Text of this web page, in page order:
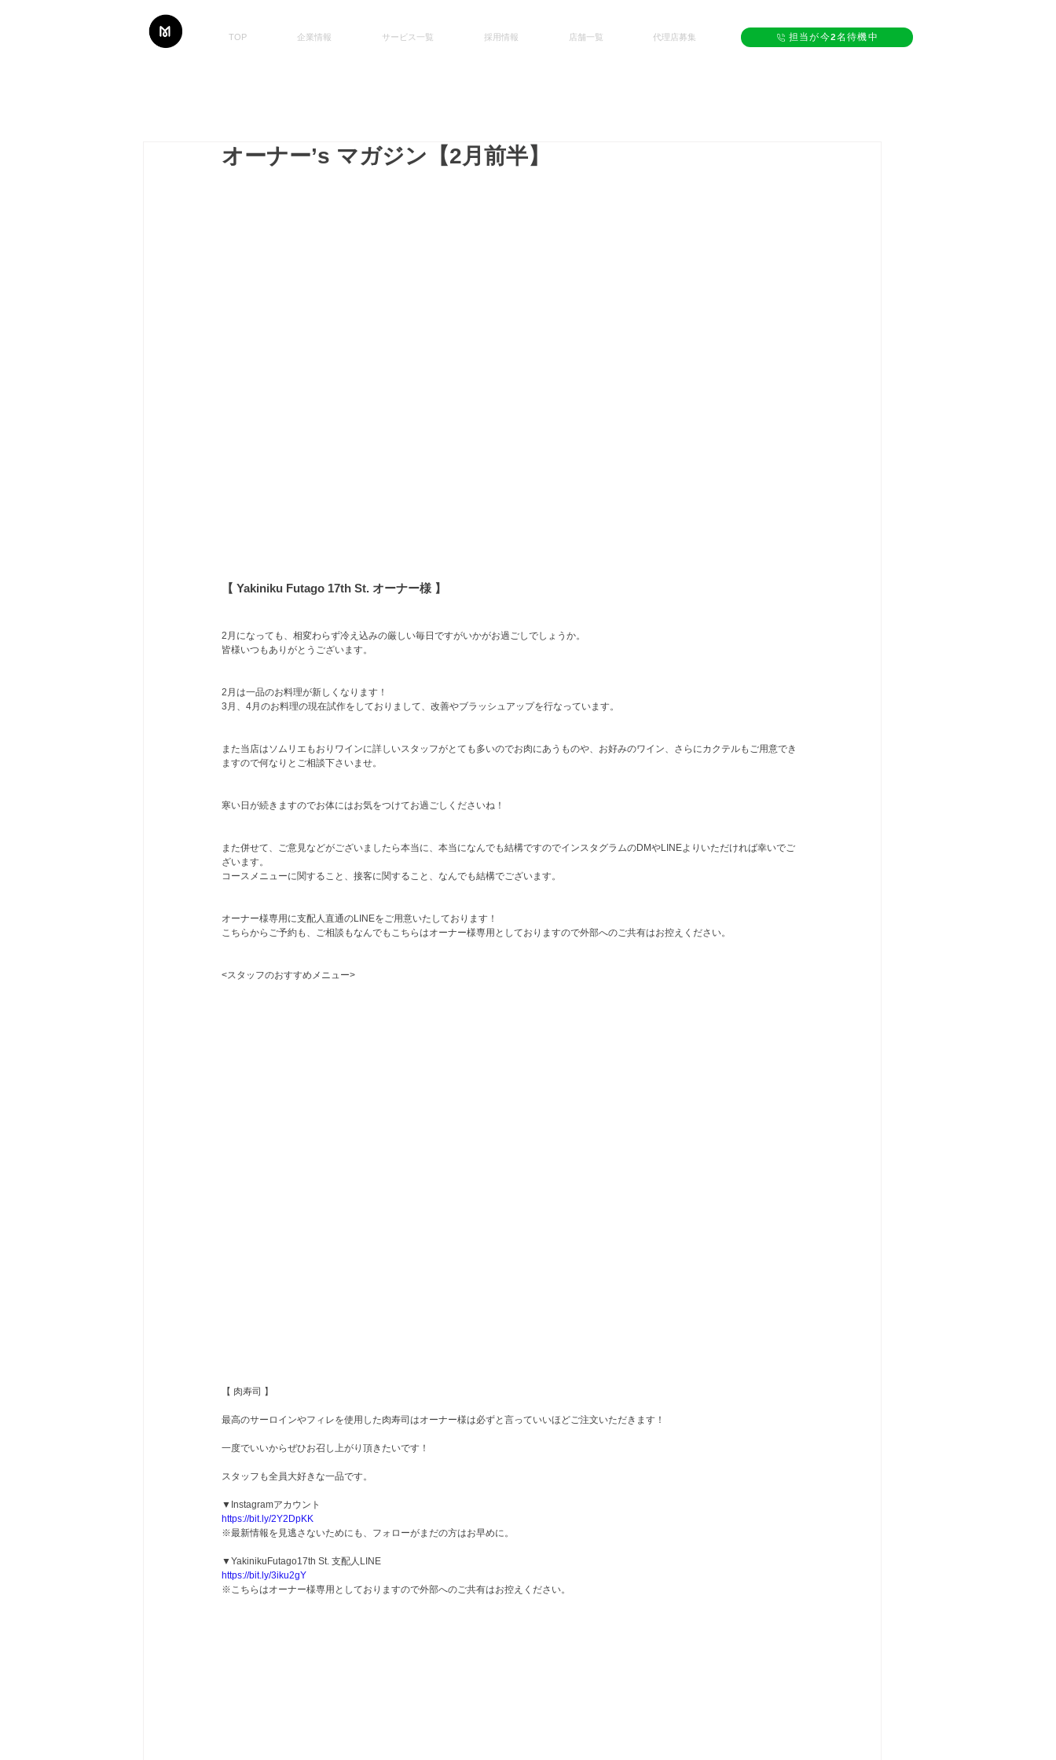
TOP 企業情報 サービス一覧 採用情報 店舗一覧 代理店募集 担当が今2名待機中
オーナー’s マガジン【2月前半】
【 Yakiniku Futago 17th St. オーナー様 】
2月になっても、相変わらず冷え込みの厳しい毎日ですがいかがお過ごしでしょうか。
皆様いつもありがとうございます。
2月は一品のお料理が新しくなります！
3月、4月のお料理の現在試作をしておりまして、改善やブラッシュアップを行なっています。
また当店はソムリエもおりワインに詳しいスタッフがとても多いのでお肉にあうものや、お好みのワイン、さらにカクテルもご用意でき
ますので何なりとご相談下さいませ。
寒い日が続きますのでお体にはお気をつけてお過ごしくださいね！
また併せて、ご意見などがございましたら本当に、本当になんでも結構ですのでインスタグラムのDMやLINEよりいただければ幸いでご
ざいます。
コースメニューに関すること、接客に関すること、なんでも結構でございます。
オーナー様専用に支配人直通のLINEをご用意いたしております！
こちらからご予約も、ご相談もなんでもこちらはオーナー様専用としておりますので外部へのご共有はお控えください。
<スタッフのおすすめメニュー>
【 肉寿司 】
最高のサーロインやフィレを使用した肉寿司はオーナー様は必ずと言っていいほどご注文いただきます！
一度でいいからぜひお召し上がり頂きたいです！
スタッフも全員大好きな一品です。
▼Instagramアカウント
https://bit.ly/2Y2DpKK
※最新情報を見逃さないためにも、フォローがまだの方はお早めに。
▼YakinikuFutago17th St. 支配人LINE
https://bit.ly/3iku2gY
※こちらはオーナー様専用としておりますので外部へのご共有はお控えください。